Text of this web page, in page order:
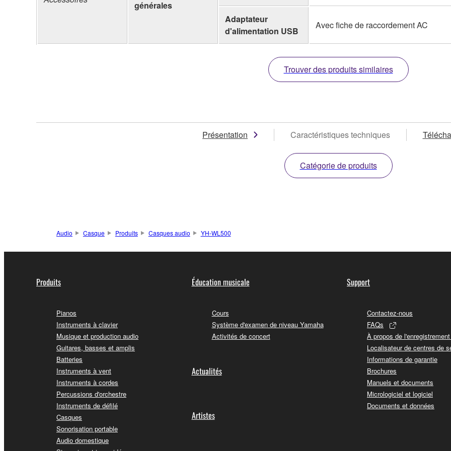
générales
Adaptateur
d'alimentation USB
Avec fiche de raccordement AC
Trouver des produits similaires
Présentation Caractéristiques techniques
Catégorie de produits
Audio Casque Produits Casques audio YH-WL500
Produits
Pianos
Instruments à clavier
Musique et production audio
Guitares, basses et amplis
Batteries
Instruments à vent
Instruments à cordes
Percussions d'orchestre
Instruments de défilé
Casques
Sonorisation portable
Audio domestique
Éducation musicale
Cours
Système d'examen de niveau Yamaha
Activités de concert
Actualités
Artistes
Support
Contactez-nous
FAQs
À propos de
Localisateur de centres de
Informations de garantie
Brochures
Manuels et documents
Micrologiciel et logiciel
Documents et données